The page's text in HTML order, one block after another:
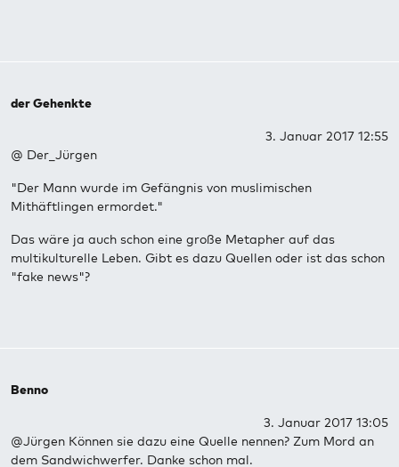
der Gehenkte
3. Januar 2017 12:55
@ Der_Jürgen
"Der Mann wurde im Gefängnis von muslimischen
Mithäftlingen ermordet."
Das wäre ja auch schon eine große Metapher auf das
multikulturelle Leben. Gibt es dazu Quellen oder ist das schon
"fake news"?
Benno
3. Januar 2017 13:05
@Jürgen Können sie dazu eine Quelle nennen? Zum Mord an
dem Sandwichwerfer. Danke schon mal.